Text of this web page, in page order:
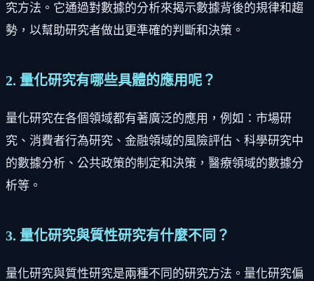
究方法。它通過對數據的分析來揭示數據背後的規律和趨
勢，以幫助研究者做出更準確的判斷和決策。
2. 量化研究有哪些具體的應用呢？
量化研究在各個領域都有著廣泛的應用，例如：市場研
究、消費者行為研究、金融領域的風險評估、科學研究中
的數據分析、公共政策的制定和決策，醫療領域的數據分
析等。
3. 量化研究與質性研究有什麼不同？
量化研究與質性研究是兩種不同的研究方法。量化研究偏